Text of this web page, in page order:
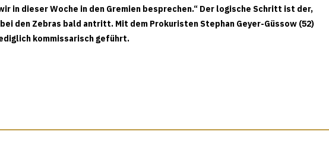
in dieser Woche in den Gremien besprechen.“ Der logische Schritt ist der,
den Zebras bald antritt. Mit dem Prokuristen Stephan Geyer-Güssow (52)
kommissarisch geführt.